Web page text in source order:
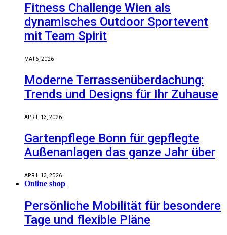
Fitness Challenge Wien als
dynamisches Outdoor Sportevent
mit Team Spirit
MAI 6, 2026
Moderne Terrassenüberdachung:
Trends und Designs für Ihr Zuhause
APRIL 13, 2026
Gartenpflege Bonn für gepflegte
Außenanlagen das ganze Jahr über
APRIL 13, 2026
Online shop
Persönliche Mobilität für besondere
Tage und flexible Pläne